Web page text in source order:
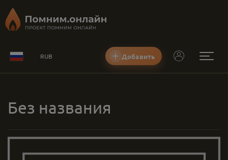
RUB Добавить
Без названия